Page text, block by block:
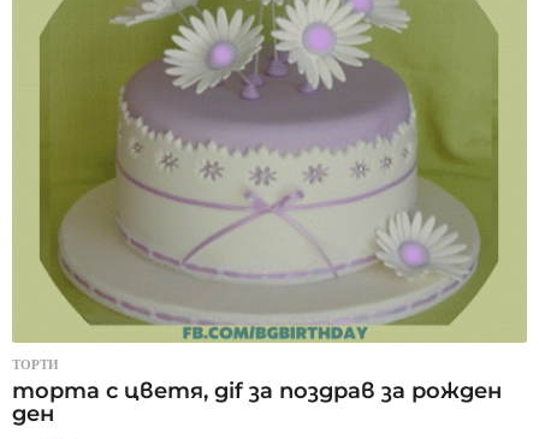
ТОРТИ
торта с цветя, gif за поздрав за рожден
ден